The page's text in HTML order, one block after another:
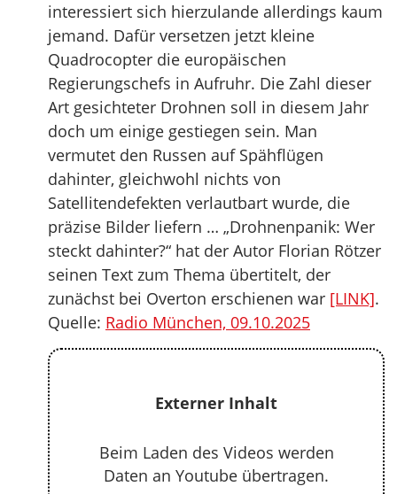
interessiert sich hierzulande allerdings kaum
jemand. Dafür versetzen jetzt kleine
Quadrocopter die europäischen
Regierungschefs in Aufruhr. Die Zahl dieser
Art gesichteter Drohnen soll in diesem Jahr
doch um einige gestiegen sein. Man
vermutet den Russen auf Spähflügen
dahinter, gleichwohl nichts von
Satellitendefekten verlautbart wurde, die
präzise Bilder liefern … „Drohnenpanik: Wer
steckt dahinter?“ hat der Autor Florian Rötzer
seinen Text zum Thema übertitelt, der
zunächst bei Overton erschienen war [LINK].
Quelle: Radio München, 09.10.2025
Externer Inhalt
Beim Laden des Videos werden
Daten an Youtube übertragen.